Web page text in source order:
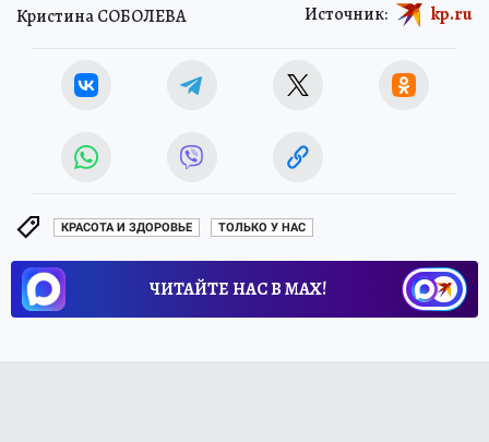
Кристина СОБОЛЕВА Источник: kp.ru
КРАСОТА И ЗДОРОВЬЕ ТОЛЬКО У НАС
ЧИТАЙТЕ НАС В МАХ!